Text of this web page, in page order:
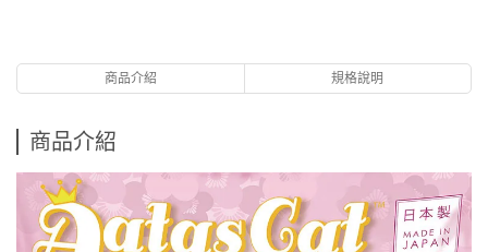
商品介紹 規格說明
商品介紹